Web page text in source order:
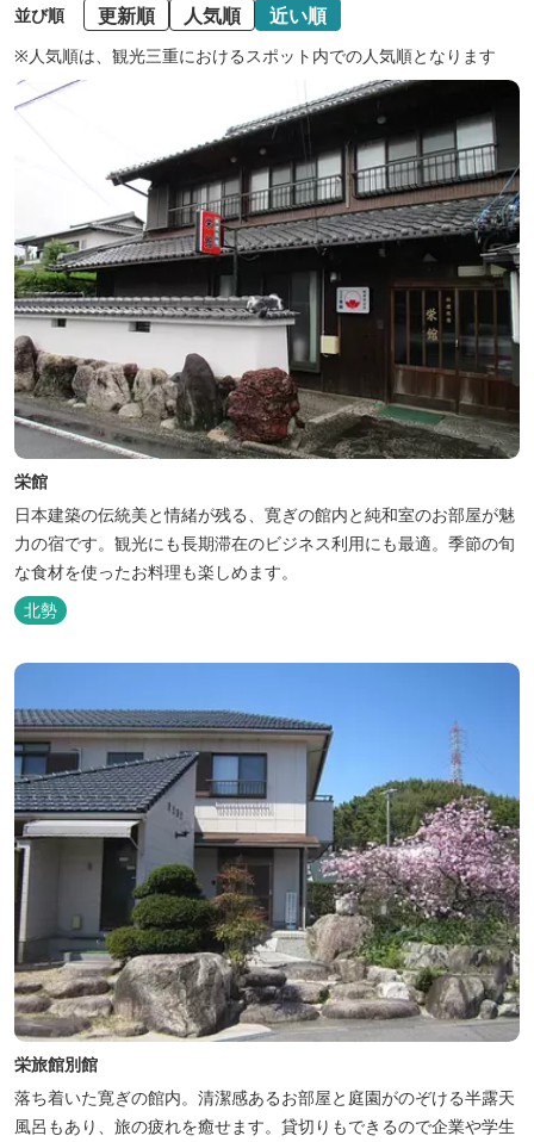
並び順 更新順 人気順 近い順
※人気順は、観光三重におけるスポット内での人気順となります
栄館
日本建築の伝統美と情緒が残る、寛ぎの館内と純和室のお部屋が魅
力の宿です。観光にも長期滞在のビジネス利用にも最適。季節の旬
な食材を使ったお料理も楽しめます。
北勢
栄旅館別館
落ち着いた寛ぎの館内。清潔感あるお部屋と庭園がのぞける半露天
風呂もあり、旅の疲れを癒せます。貸切りもできるので企業や学生